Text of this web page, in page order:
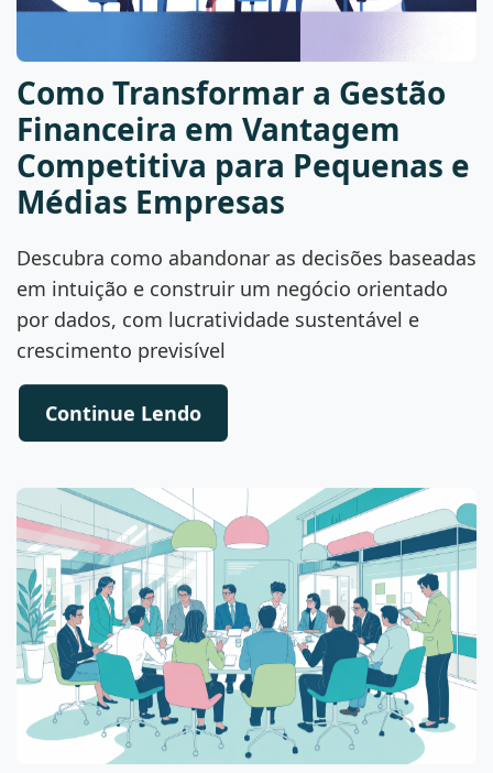
Como Transformar a Gestão
Financeira em Vantagem
Competitiva para Pequenas e
Médias Empresas
Descubra como abandonar as decisões baseadas
em intuição e construir um negócio orientado
por dados, com lucratividade sustentável e
crescimento previsível
Continue Lendo